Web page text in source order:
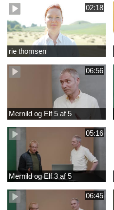
02:18
rie thomsen
06:56
Mernild og Elf 5 af 5
05:16
Mernild og Elf 3 af 5
06:45